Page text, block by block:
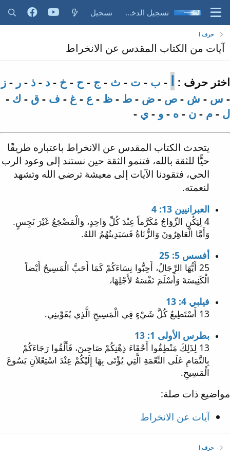
تسجيل الدخول تسجيل
حرف ا
آيات من الكتاب المقدس عن الانخراط
اختر حرف : ا - ب - ت - ث - ج - ح - خ - د - ذ - ر - ز
- س - ش - ص - ض - ط - ظ - ع - غ - ف - ق - ك -
ل - م - ن - ه - و - ي -
يتحدث الكتاب المقدس عن الانخراط باعتباره طريقًا
حيًّا للثقة بالله، فتنمو الثقة حين نستند إلى وعود الرب
الحي، فتقودنا الآيات إلى معيشة ترضي الله وتشهد
لنعمته.
العبرانيين 13: 4
4 لِيَكُنِ الزِّوَاجُ مُكَرَّماً عِنْدَ كُلِّ وَاحِدٍ، وَالْمَضْجَعُ غَيْرَ نَجِسٍ.
وَأَمَّا الْعَاهِرُونَ وَالزُّنَاةُ فَسَيَدِينُهُمُ اللهُ.
أفسس 5: 25
25 أَيُّهَا الرِّجَالُ، أَحِبُّوا نِسَاءَكُمْ كَمَا أَحَبَّ الْمَسِيحُ أَيْضاً
الْكَنِيسَةَ وَأَسْلَمَ نَفْسَهُ لأَجْلِهَا،
فيلبي 4: 13
13 أَسْتَطِيعُ كُلَّ شَيْءٍ فِي الْمَسِيحِ الَّذِي يُقَوِّينِي.
بطرس الأولى 1: 13
13 لِذَلِكَ مَنْطِقُوا أَحْقَاءَ ذِهْنِكُمْ صَاحِينَ، فَأَلْقُوا رَجَاءَكُمْ
بِالتَّمَامِ عَلَى النِّعْمَةِ الَّتِي يُؤْتَى بِهَا إِلَيْكُمْ عِنْدَ اسْتِعْلاَنِ يَسُوعَ
الْمَسِيحِ.
مواضيع ذات صلة:
آيات عن الانخراط
حرف ا